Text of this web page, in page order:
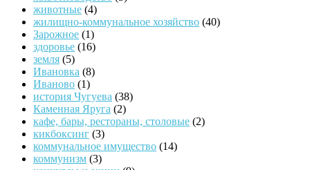
животные (4)
жилищно-коммунальное хозяйство (40)
Зарожное (1)
здоровье (16)
земля (5)
Ивановка (8)
Иваново (1)
история Чугуева (38)
Каменная Яруга (2)
кафе, бары, рестораны, столовые (2)
кикбоксинг (3)
коммунальное имущество (14)
коммунизм (3)